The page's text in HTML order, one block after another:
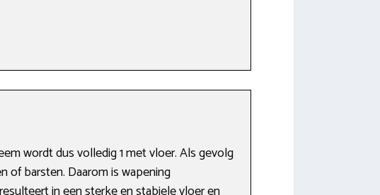
wordt dus volledig 1 met vloer. Als gevolg
of barsten. Daarom is wapening